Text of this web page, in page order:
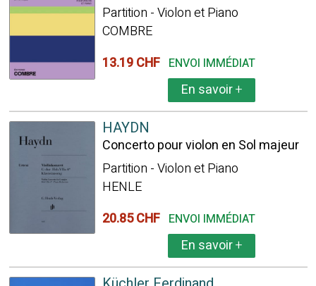
Partition - Violon et Piano
COMBRE
13.19 CHF ENVOI IMMÉDIAT
En savoir+
HAYDN
Concerto pour violon en Sol majeur
Partition - Violon et Piano
HENLE
20.85 CHF ENVOI IMMÉDIAT
En savoir+